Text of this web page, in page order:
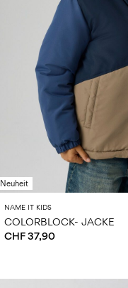
Neuheit
NAME IT KIDS
COLORBLOCK- JACKE
CHF 37,90